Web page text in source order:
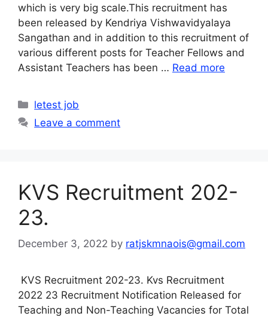
which is very big scale.This recruitment has
been released by Kendriya Vishwavidyalaya
Sangathan and in addition to this recruitment of
various different posts for Teacher Fellows and
Assistant Teachers has been … Read more
Categories
letest job
Leave a comment
KVS Recruitment 202-
23.
December 3, 2022 by ratjskmnaois@gmail.com
KVS Recruitment 202-23. Kvs Recruitment
2022 23 Recruitment Notification Released for
Teaching and Non-Teaching Vacancies for Total